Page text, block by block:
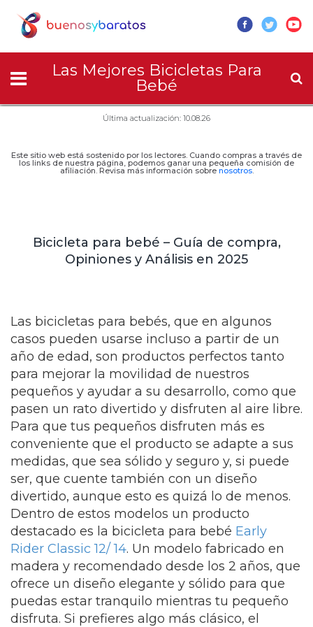
Las Mejores Bicicletas Para
Bebé
Última actualización: 10.08.26
Este sitio web está sostenido por los lectores. Cuando compras a través de
los links de nuestra página, podemos ganar una pequeña comisión de
afiliación. Revisa más información sobre nosotros.
Bicicleta para bebé – Guía de compra,
Opiniones y Análisis en 2025
Las bicicletas para bebés, que en algunos
casos pueden usarse incluso a partir de un
año de edad, son productos perfectos tanto
para mejorar la movilidad de nuestros
pequeños y ayudar a su desarrollo, como que
pasen un rato divertido y disfruten al aire libre.
Para que tus pequeños disfruten más es
conveniente que el producto se adapte a sus
medidas, que sea sólido y seguro y, si puede
ser, que cuente también con un diseño
divertido, aunque esto es quizá lo de menos.
Dentro de estos modelos un producto
destacado es la bicicleta para bebé Early
Rider Classic 12/ 14. Un modelo fabricado en
madera y recomendado desde los 2 años, que
ofrece un diseño elegante y sólido para que
puedas estar tranquilo mientras tu pequeño
disfruta. Si prefieres algo más clásico, el